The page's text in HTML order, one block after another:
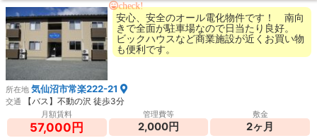
check!
安心、安全のオール電化物件です！ 南向
きで全面が駐車場なので日当たり良好。
ビックハウスなど商業施設が近くお買い物
も便利です。
所在地 気仙沼市常楽222-21
交通 【バス】不動の沢 徒歩3分
月額賃料
57,000円
管理費等
2,000円
敷金
2ヶ月